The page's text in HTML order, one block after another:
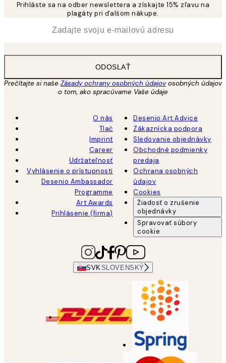
Prihláste sa na odber newslettera a získajte 15% zľavu na
plagáty pri ďalšom nákupe.
ODOSLAŤ
Prečítajte si naše Zásady ochrany osobných údajovosobných údajov
o tom, ako spracúvame Vaše údaje
O nás
Tlač
Imprint
Career
Udržateľnosť
Vyhlásenie o prístupnosti
Desenio Ambassador
Programme
Art Awards
Prihlásenie (firma)
Desenio Art Advice
Zákaznícka podpora
Sledovanie objednávky
Obchodné podmienky
predaja
Ochrana osobných
údajov
Cookies
Žiadosť o zrušenie
objednávky
Spravovať súbory
cookie
SVK SLOVENSKÝ